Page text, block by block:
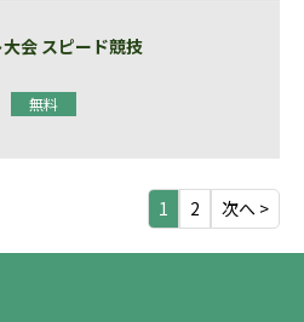
会 スピード競技
無料
1 2 次へ >